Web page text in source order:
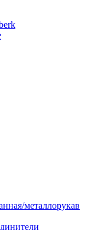
металлорукав